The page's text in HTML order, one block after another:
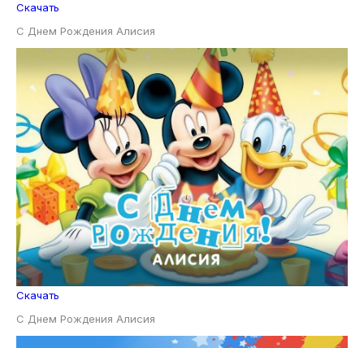
Скачать
С Днем Рождения Алисия
Скачать
С Днем Рождения Алисия